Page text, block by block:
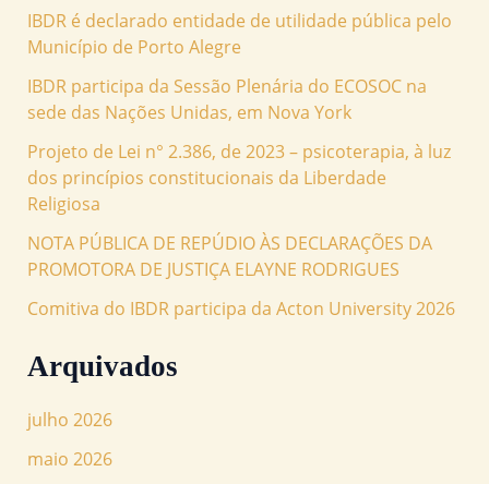
IBDR é declarado entidade de utilidade pública pelo
Município de Porto Alegre
IBDR participa da Sessão Plenária do ECOSOC na
sede das Nações Unidas, em Nova York
Projeto de Lei n° 2.386, de 2023 – psicoterapia, à luz
dos princípios constitucionais da Liberdade
Religiosa
NOTA PÚBLICA DE REPÚDIO ÀS DECLARAÇÕES DA
PROMOTORA DE JUSTIÇA ELAYNE RODRIGUES
Comitiva do IBDR participa da Acton University 2026
Arquivados
julho 2026
maio 2026